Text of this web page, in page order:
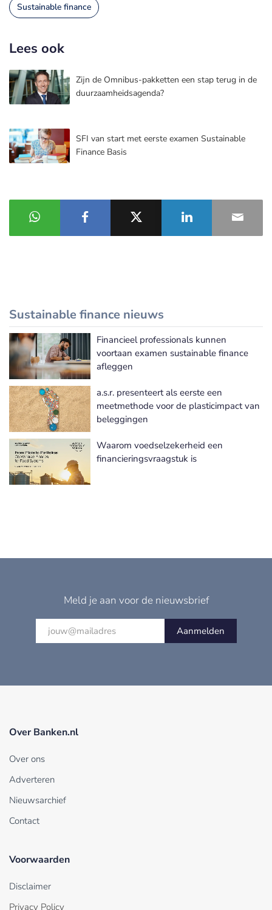
Sustainable finance
Lees ook
Zijn de Omnibus-pakketten een stap terug in de
duurzaamheidsagenda?
SFI van start met eerste examen Sustainable
Finance Basis
Sustainable finance nieuws
Meer Sustainable finance nieuws
Financieel professionals kunnen
voortaan examen sustainable finance
afleggen
a.s.r. presenteert als eerste een
meetmethode voor de plasticimpact van
beleggingen
Waarom voedselzekerheid een
financieringsvraagstuk is
Meld je aan voor de nieuwsbrief
Aanmelden
Over Banken.nl
Over ons
Adverteren
Nieuwsarchief
Contact
Voorwaarden
Disclaimer
Privacy Policy